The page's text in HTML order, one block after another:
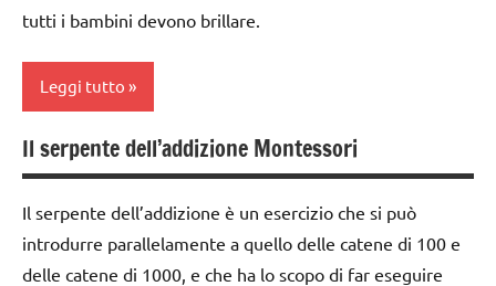
TUTTI GLI
TUTTI GLI
ARTICOLI
unità
decine
centinaia
scrivere
numeri
MATEMATICA
psicoaritmetica
Montessori
per
GUIDA
MONTESSORI
e
scrivere
tutti i bambini devono brillare.
Leggi tutto
cifre e
quantità
classe
1a
Il serpente dell’addizione Montessori
Il serpente dell’addizione è un esercizio che si può
introdurre parallelamente a quello delle catene di 100 e
delle catene di 1000, e che ha lo scopo di far eseguire